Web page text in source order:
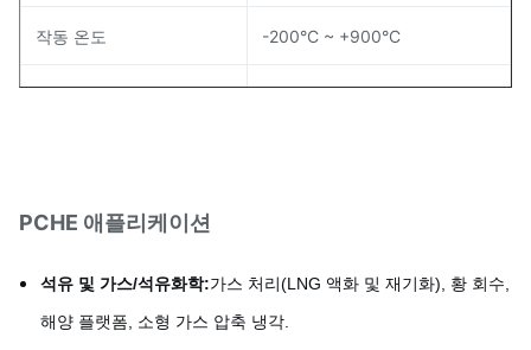
작동 온도 -200°C ~ +900°C
작동 압력 최대 600bar
판 두께
PCHE 애플리케이션
석유 및 가스/석유화학:가스 처리(LNG 액화 및 재기화), 황 회수,
해양 플랫폼, 소형 가스 압축 냉각.